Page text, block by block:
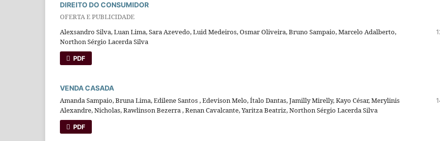
DIREITO DO CONSUMIDOR
OFERTA E PUBLICIDADE
Alexsandro Silva, Luan Lima, Sara Azevedo, Luid Medeiros, Osmar Oliveira, Bruno Sampaio, Marcelo Adalberto,
Northon Sérgio Lacerda Silva
PDF
VENDA CASADA
Amanda Sampaio, Bruna Lima, Edilene Santos , Edevison Melo, Ítalo Dantas, Jamilly Mirelly, Kayo César, Merylinis
Alexandre, Nicholas, Rawlinson Bezerra , Renan Cavalcante, Yaritza Beatriz, Northon Sérgio Lacerda Silva
PDF